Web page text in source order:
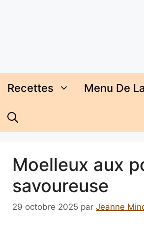
Recettes Menu De
Moelleux aux
savoureuse
29 octobre 2025 par Jeanne